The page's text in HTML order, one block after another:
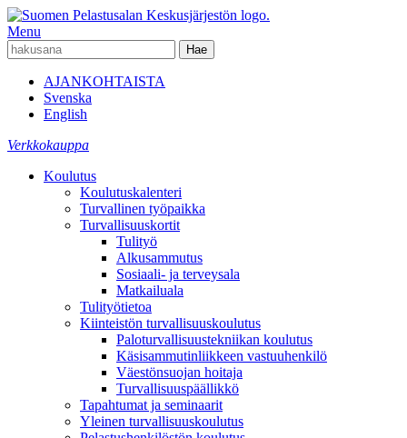
Menu
AJANKOHTAISTA
Svenska
English
Verkkokauppa
Koulutus
Koulutuskalenteri
Turvallinen työpaikka
Turvallisuuskortit
Tulityö
Alkusammutus
Sosiaali- ja terveysala
Matkailuala
Tulityötietoa
Kiinteistön turvallisuuskoulutus
Paloturvallisuustekniikan koulutus
Käsisammutinliikkeen vastuuhenkilö
Väestönsuojan hoitaja
Turvallisuuspäällikkö
Tapahtumat ja seminaarit
Yleinen turvallisuuskoulutus